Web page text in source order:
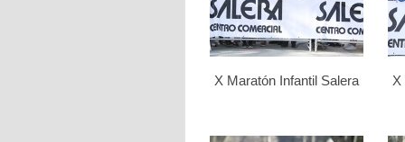
X Maratón Infantil Salera X